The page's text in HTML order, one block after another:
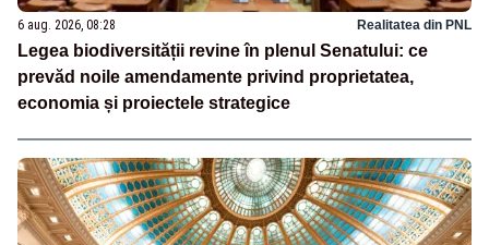
6 aug. 2026, 08:28 Realitatea din PNL
Legea biodiversității revine în plenul Senatului: ce
prevăd noile amendamente privind proprietatea,
economia și proiectele strategice